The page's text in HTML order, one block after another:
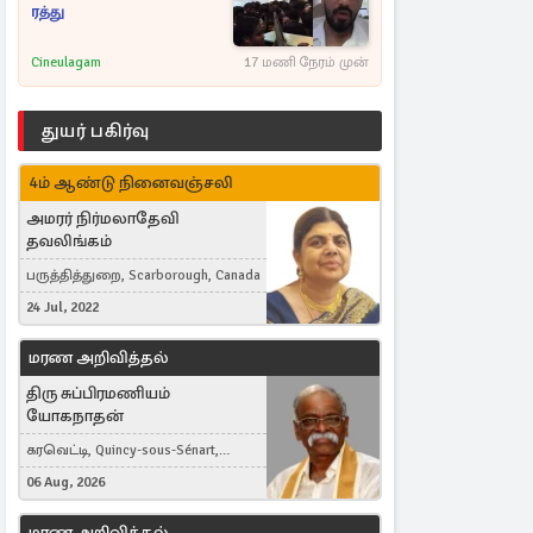
ரத்து
Cineulagam 17 மணி நேரம் முன்
துயர் பகிர்வு
4ம் ஆண்டு நினைவஞ்சலி
அமரர் நிர்மலாதேவி
தவலிங்கம்
பருத்தித்துறை, Scarborough, Canada
24 Jul, 2022
மரண அறிவித்தல்
திரு சுப்பிரமணியம்
யோகநாதன்
கரவெட்டி, Quincy-sous-Sénart,
France
06 Aug, 2026